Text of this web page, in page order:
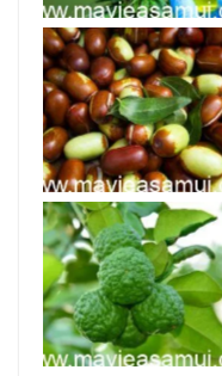
Huile de Jojoba
Combava